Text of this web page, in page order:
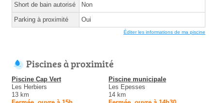
Short de bain autorisé Non
Parking à proximité Oui
Éditer les informations de ma piscine
Piscines à proximité
Piscine Cap Vert
Les Herbiers
13 km
Piscine municipale
Les Epesses
14 km